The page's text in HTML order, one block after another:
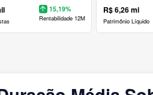
15,19%
Rentabilidade 12M
R$ 6,26 mi
Patrimônio Líquido